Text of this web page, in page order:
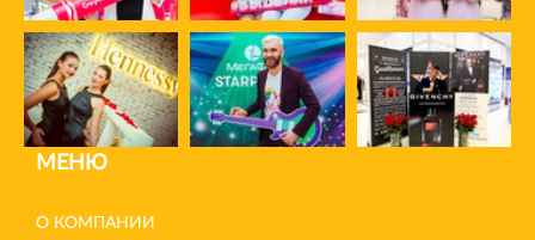
МЕНЮ
О КОМПАНИИ